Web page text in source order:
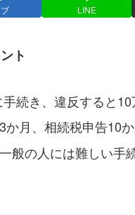
LINE
ト
続き、違反すると10
か月、相続税申告10か
般の人には難しい手